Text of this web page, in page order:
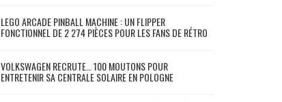
LEGO ARCADE PINBALL MACHINE : UN FLIPPER
FONCTIONNEL DE 2 274 PIÈCES POUR LES FANS DE RÉTRO
VOLKSWAGEN RECRUTE… 100 MOUTONS POUR
ENTRETENIR SA CENTRALE SOLAIRE EN POLOGNE